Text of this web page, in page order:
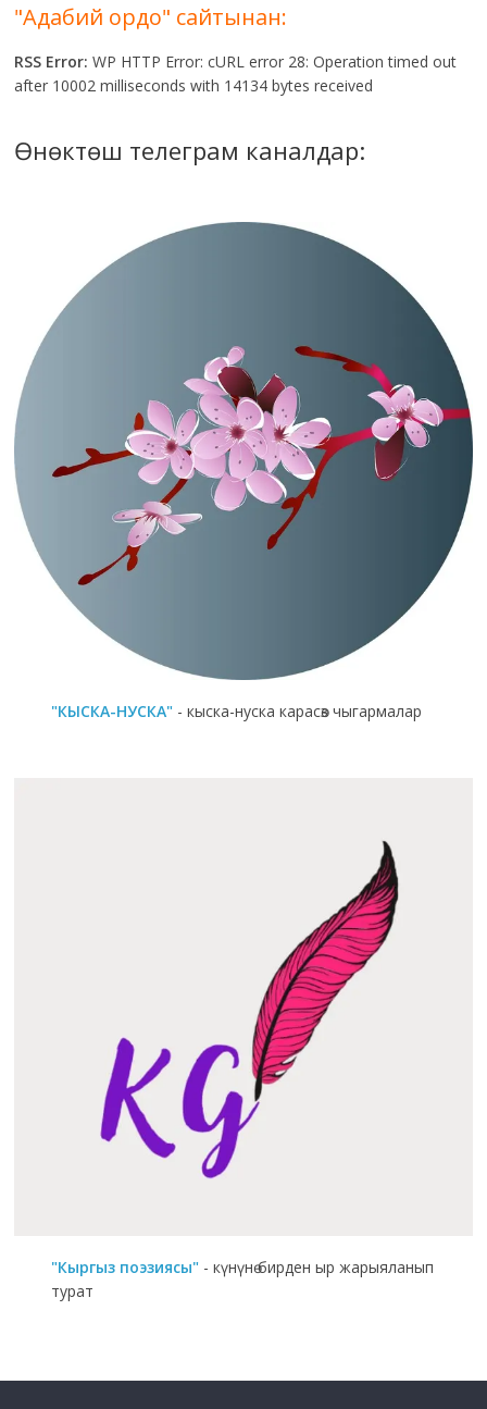
"Адабий ордо" сайтынан:
RSS Error: WP HTTP Error: cURL error 28: Operation timed out
after 10002 milliseconds with 14134 bytes received
Өнөктөш телеграм каналдар:
"КЫСКА-НУСКА" - кыска-нуска карасөз чыгармалар
"Кыргыз поэзиясы" - күнүнө бирден ыр жарыяланып
турат